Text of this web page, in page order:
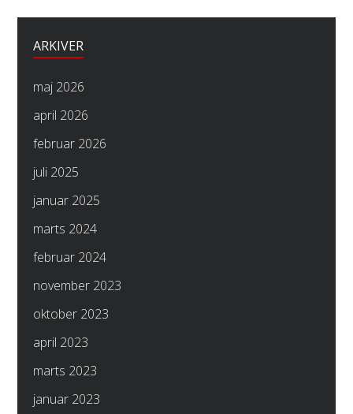
ARKIVER
maj 2026
april 2026
februar 2026
juli 2025
januar 2025
marts 2024
februar 2024
november 2023
oktober 2023
april 2023
marts 2023
januar 2023